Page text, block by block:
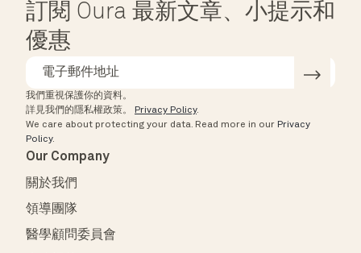
訂閱 Oura 最新文章、小提示和
優惠
我們重視保護你的資料。
詳見我們的隱私權政策。
Privacy Policy.
We care about protecting your data. Read more in our Privacy
Policy.
Our Company
關於我們
領導團隊
醫學顧問委員會